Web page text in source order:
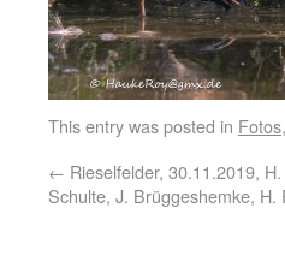
This entry was posted in Fotos,
← Rieselfelder, 30.11.2019,
Schulte, J. Brüggeshemke, H.